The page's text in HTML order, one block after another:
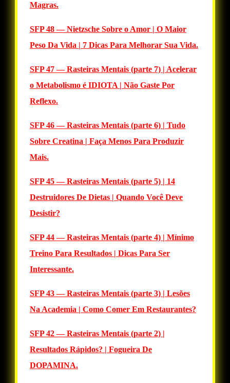
Magras.
SFP 48 — Nietzsche Sobre o Amor | O Maior
Peso Da Vida | 7 Dicas Para Melhorar Sua Vida.
SFP 47 — Rasteiras Mentais (parte 7) | Acelerar
o Metabolismo é IDIOTA | Não Gaste Por
Reflexo.
SFP 46 — Rasteiras Mentais (parte 6) | Tudo
Sobre Creatina | Faça Menos Para Produzir
Mais.
SFP 45 — Rasteiras Mentais (parte 5) | 14
Destruidores De Dietas | Quando Você Deve
Desistir?
SFP 44 — Rasteiras Mentais (parte 4) | Mínimo
Treino Para Resultados | Dicas Para Ser
Interessante.
SFP 43 — Rasteiras Mentais (parte 3) | Lesões
Na Academia | Como Comer Em Restaurantes?
SFP 42 — Rasteiras Mentais (parte 2) |
Resultados Rápidos? | Fogueira De
DOPAMINA.